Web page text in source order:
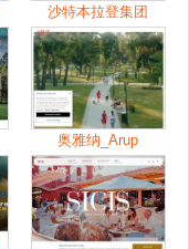
沙特本拉登集团
奥雅纳_Arup